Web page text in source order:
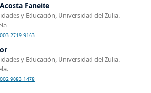
Faneite
y Educación, Universidad del Zulia.
2719-9163
y Educación, Universidad del Zulia.
9083-1478